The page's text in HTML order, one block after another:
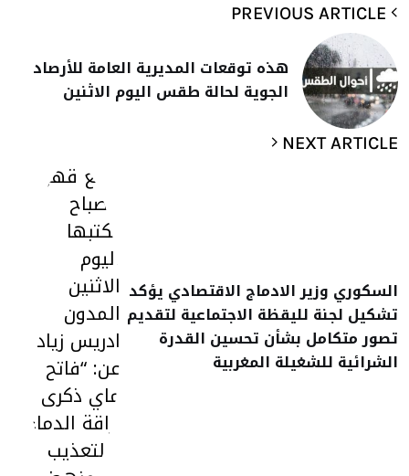
هذه توقعات المديرية العامة للأرصاد
الجوية لحالة طقس اليوم الاثنين
NEXT ARTICLE
السكوري وزير الادماج الاقتصادي يؤكد
تشكيل لجنة لليقظة الاجتماعية لتقديم
تصور متكامل بشأن تحسين القدرة
الشرائية للشغيلة المغربية